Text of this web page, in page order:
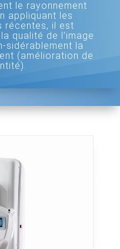
le rayonnement
appliquant les
récentes, il est
qualité de l’image
sidérablement la
(amélioration de